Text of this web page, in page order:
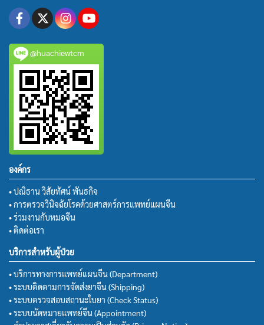
@huachiewtcm
องค์กร
• ปณิธาน วิสัยทัศน์ พันธกิจ
• การตรวจวินิจฉัยโรคด้วยศาสตร์การแพทย์แผนจีน
• ร่วมงานกับหมอจีน
• ติดต่อเรา
บริการสำหรับผู้ป่วย
• บริการทางการแพทย์แผนจีน (Department)
• ระบบติดตามการจัดส่งยาจีน (Shipping)
• ระบบตรวจสอบสถานะใบยา (Check Status)
• ระบบนัดหมายแพทย์จีน (Appointment)